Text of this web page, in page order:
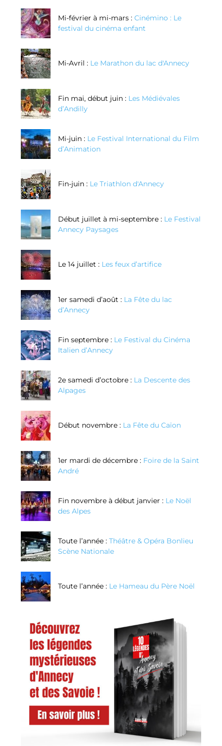
Mi-février à mi-mars : Cinémino : Le
festival du cinéma enfant
Mi-Avril : Le Marathon du lac d'Annecy
Fin mai, début juin : Les Médiévales
d’Andilly
Mi-juin : Le Festival International du Film
d’Animation
Fin-juin : Le Triathlon d'Annecy
Début juillet à mi-septembre : Le Festival
Annecy Paysages
Le 14 juillet : Les feux d’artifice
1er samedi d’août : La Fête du lac
d’Annecy
Fin septembre : Le Festival du Cinéma
Italien d’Annecy
2e samedi d’octobre : La Descente des
Alpages
Début novembre : La Fête du Caïon
1er mardi de décembre : Foire de la Saint
André
Fin novembre à début janvier : Le Noël
des Alpes
Toute l’année : Théâtre & Opéra Bonlieu
Scène Nationale
Toute l’année : Le Hameau du Père Noël